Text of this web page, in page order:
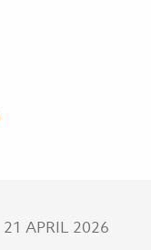
21 APRIL 2026